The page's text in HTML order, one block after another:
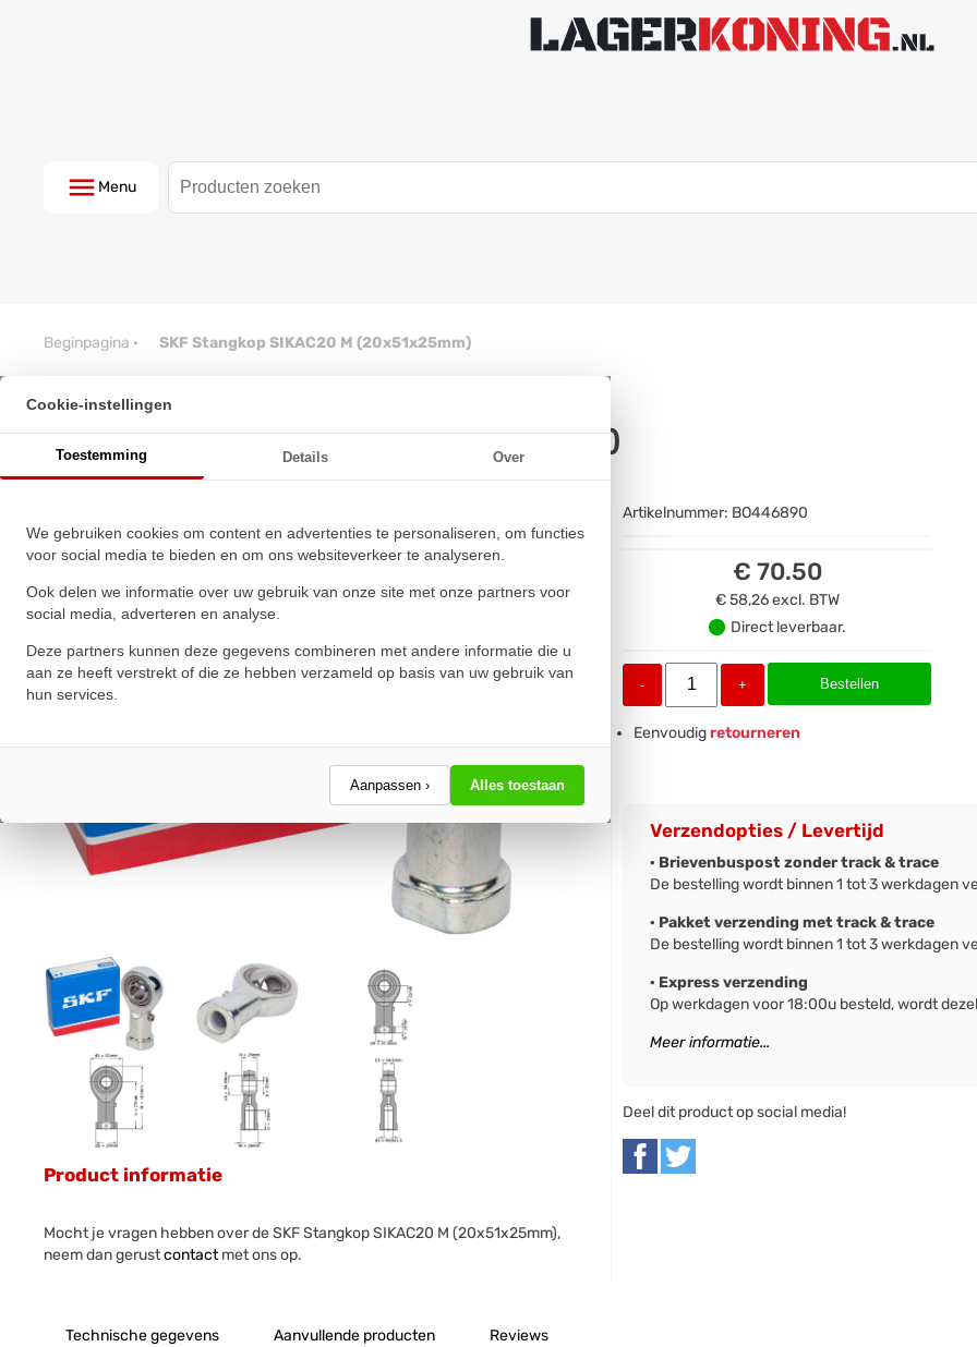
Menu
Beginpagina · SKF Stangkop SIKAC20 M (20x51x25mm)
Cookie-instellingen
Toestemming Details Over
We gebruiken cookies om content en advertenties te personaliseren, om functies
voor social media te bieden en om ons websiteverkeer te analyseren.
Ook delen we informatie over uw gebruik van onze site met onze partners voor
social media, adverteren en analyse.
Deze partners kunnen deze gegevens combineren met andere informatie die u
aan ze heeft verstrekt of die ze hebben verzameld op basis van uw gebruik van
hun services.
Aanpassen › Alles toestaan
SKF Stangkop SIKAC20 M (20x51x25mm)
★★★★★
★★★★★
Product informatie
Mocht je vragen hebben over de SKF Stangkop SIKAC20 M (20x51x25mm),
neem dan gerustcontactmet ons op.
Artikelnummer: BO446890
€ 70.50
€ 58,26excl. BTW
Direct leverbaar.
- + Bestellen
Eenvoudigretourneren
Verzendopties / Levertijd
· Brievenbuspost zonder track & trace
De bestelling wordt binnen 1 tot 3 werkdagen
· Pakket verzending met track & trace
De bestelling wordt binnen 1 tot 3 werkdagen
· Express verzending
Op werkdagen voor 18:00u besteld, wordt
Meer informatie...
Deel dit product op social media!
Technische gegevens Aanvullende producten Reviews